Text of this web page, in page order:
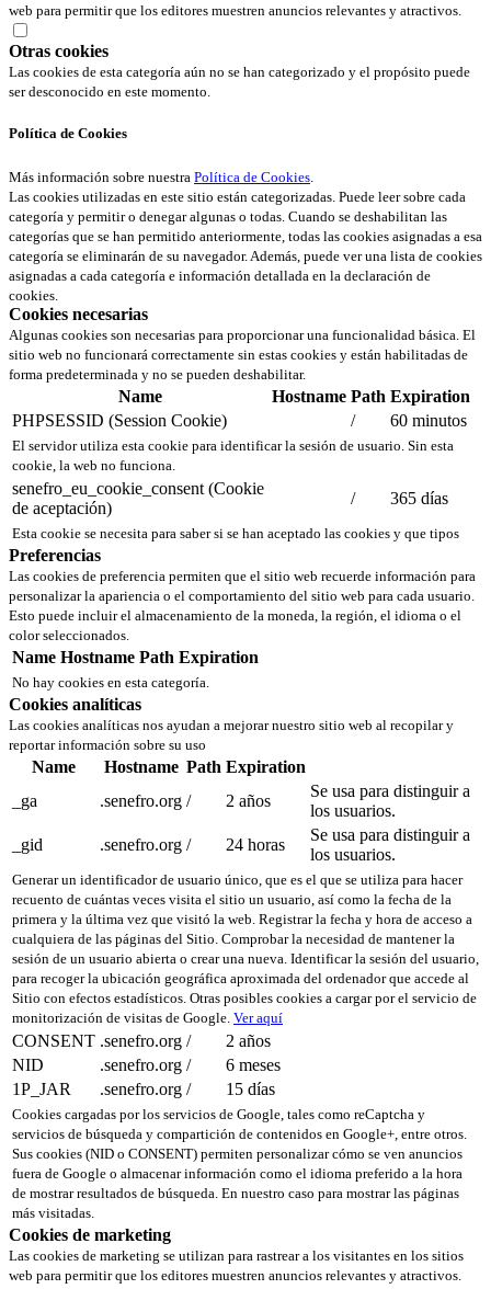
web para permitir que los editores muestren anuncios relevantes y atractivos.
Otras cookies
Las cookies de esta categoría aún no se han categorizado y el propósito puede
ser desconocido en este momento.
Política de Cookies
Más información sobre nuestra Política de Cookies.
Las cookies utilizadas en este sitio están categorizadas. Puede leer sobre cada
categoría y permitir o denegar algunas o todas. Cuando se deshabilitan las
categorías que se han permitido anteriormente, todas las cookies asignadas a esa
categoría se eliminarán de su navegador. Además, puede ver una lista de cookies
asignadas a cada categoría e información detallada en la declaración de
cookies.
Cookies necesarias
Algunas cookies son necesarias para proporcionar una funcionalidad básica. El
sitio web no funcionará correctamente sin estas cookies y están habilitadas de
forma predeterminada y no se pueden deshabilitar.
Name Hostname Path Expiration
PHPSESSID (Session Cookie)
/ 60 minutos
El servidor utiliza esta cookie para identificar la sesión de usuario. Sin esta
cookie, la web no funciona.
senefro_eu_cookie_consent (Cookie
de aceptación)
/ 365 días
Esta cookie se necesita para saber si se han aceptado las cookies y que tipos
Preferencias
Las cookies de preferencia permiten que el sitio web recuerde información para
personalizar la apariencia o el comportamiento del sitio web para cada usuario.
Esto puede incluir el almacenamiento de la moneda, la región, el idioma o el
color seleccionados.
Name Hostname Path Expiration
No hay cookies en esta categoría.
Cookies analíticas
Las cookies analíticas nos ayudan a mejorar nuestro sitio web al recopilar y
reportar información sobre su uso
Name Hostname Path Expiration
_ga
.senefro.org / 2 años
Se usa para distinguir a
los usuarios.
_gid
.senefro.org / 24 horas
Se usa para distinguir a
los usuarios.
Generar un identificador de usuario único, que es el que se utiliza para hacer
recuento de cuántas veces visita el sitio un usuario, así como la fecha de la
primera y la última vez que visitó la web. Registrar la fecha y hora de acceso a
cualquiera de las páginas del Sitio. Comprobar la necesidad de mantener la
sesión de un usuario abierta o crear una nueva. Identificar la sesión del usuario,
para recoger la ubicación geográfica aproximada del ordenador que accede al
Sitio con efectos estadísticos. Otras posibles cookies a cargar por el servicio de
monitorización de visitas de Google. Ver aquí
CONSENT .senefro.org /
2 años
NID
.senefro.org /
6 meses
1P_JAR
.senefro.org / 15 días
Cookies cargadas por los servicios de Google, tales como reCaptcha y
servicios de búsqueda y compartición de contenidos en Google+, entre otros.
Sus cookies (NID o CONSENT) permiten personalizar cómo se ven anuncios
fuera de Google o almacenar información como el idioma preferido a la hora
de mostrar resultados de búsqueda. En nuestro caso para mostrar las páginas
más visitadas.
Cookies de marketing
Las cookies de marketing se utilizan para rastrear a los visitantes en los sitios
web para permitir que los editores muestren anuncios relevantes y atractivos.